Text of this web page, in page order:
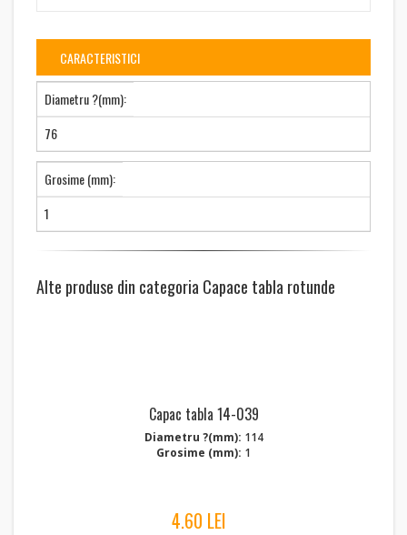
CARACTERISTICI
Diametru ?(mm):
76
Grosime (mm):
1
Alte produse din categoria Capace tabla rotunde
Capac tabla 14-039
Diametru ?(mm): 114
Grosime (mm): 1
4.60 LEI